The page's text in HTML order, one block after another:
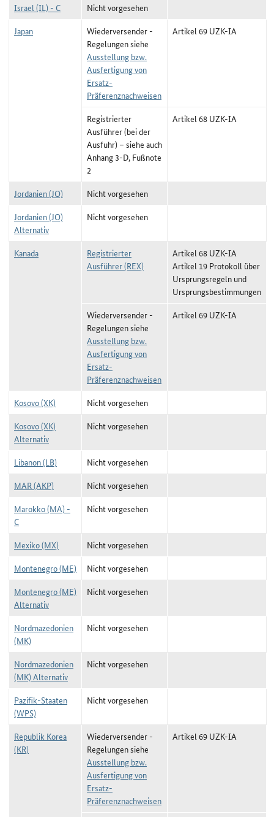
Israel (IL) - C
Nicht vorgesehen
Japan
Wiederversender -
Regelungen siehe
Ausstellung bzw.
Ausfertigung von
Ersatz-
Präferenznachweisen
Artikel 69 UZK-IA
Registrierter
Ausführer (bei der
Ausfuhr) – siehe auch
Anhang 3-D, Fußnote
2
Artikel 68 UZK-IA
Jordanien (JO)
Nicht vorgesehen
Jordanien (JO)
Alternativ
Nicht vorgesehen
Kanada
Registrierter
Ausführer (REX)
Artikel 68 UZK-IA
Artikel 19 Protokoll über
Ursprungsregeln und
Ursprungsbestimmungen
Wiederversender -
Regelungen siehe
Ausstellung bzw.
Ausfertigung von
Ersatz-
Präferenznachweisen
Artikel 69 UZK-IA
Kosovo (XK)
Nicht vorgesehen
Kosovo (XK)
Alternativ
Nicht vorgesehen
Libanon (LB)
Nicht vorgesehen
MAR (AKP)
Nicht vorgesehen
Marokko (MA) -
C
Nicht vorgesehen
Mexiko (MX)
Nicht vorgesehen
Montenegro (ME)
Nicht vorgesehen
Montenegro (ME)
Alternativ
Nicht vorgesehen
Nordmazedonien
(MK)
Nicht vorgesehen
Nordmazedonien
(MK) Alternativ
Nicht vorgesehen
Pazifik-Staaten
(WPS)
Nicht vorgesehen
Republik Korea
(KR)
Wiederversender -
Regelungen siehe
Ausstellung bzw.
Ausfertigung von
Ersatz-
Präferenznachweisen
Artikel 69 UZK-IA